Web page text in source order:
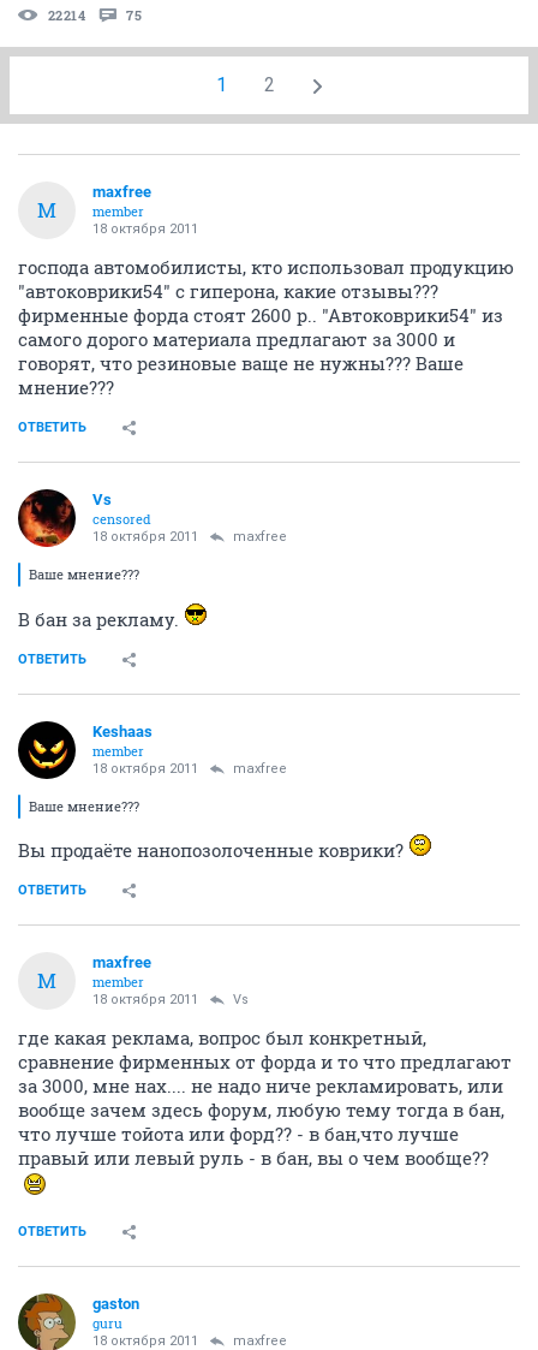
22214 75
1 2
M
maxfree
member
18 октября 2011
господа автомобилисты, кто использовал продукцию
"автоковрики54" с гиперона, какие отзывы???
фирменные форда стоят 2600 р.. "Автоковрики54" из
самого дорого материала предлагают за 3000 и
говорят, что резиновые ваще не нужны??? Ваше
мнение???
ОТВЕТИТЬ
Vs
censored
18 октября 2011 maxfree
Ваше мнение???
В бан за рекламу.
ОТВЕТИТЬ
Keshaas
member
18 октября 2011 maxfree
Ваше мнение???
Вы продаёте нанопозолоченные коврики?
ОТВЕТИТЬ
M
maxfree
member
18 октября 2011 Vs
где какая реклама, вопрос был конкретный,
сравнение фирменных от форда и то что предлагают
за 3000, мне нах.... не надо ниче рекламировать, или
вообще зачем здесь форум, любую тему тогда в бан,
что лучше тойота или форд?? - в бан,что лучше
правый или левый руль - в бан, вы о чем вообще??
ОТВЕТИТЬ
gaston
guru
18 октября 2011 maxfree